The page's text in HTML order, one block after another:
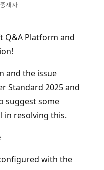
중재자
Q&A Platform and
and the issue
Standard 2025 and
suggest some
in resolving this.
with the